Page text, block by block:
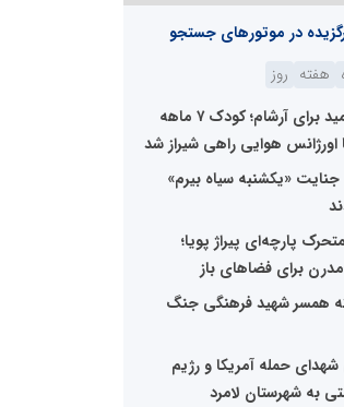
در موتورهای جستجو
هفته روز
پرواز امید برای آرشام؛ کودک ۷ ماهه
اورژانس هوایی راهی شیراز شد
جنایت «یکشنبه‌ سیاه بیرم»
پارچه‌ای پیراژ پویا؛
برای فضاهای باز
همسر شهید فرهنگی جنگ
حمله آمریکا و رژیم
به شهرستان لامرد